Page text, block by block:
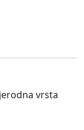
vrsta